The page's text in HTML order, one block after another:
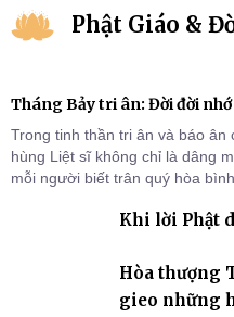
Phật Giáo &
Tháng Bảy tri ân: Đời đời
Trong tinh thần tri ân và báo
hùng Liệt sĩ không chỉ là dâng
mỗi người biết trân quý hòa
Khi lời Phật
Hòa thượng
gieo những